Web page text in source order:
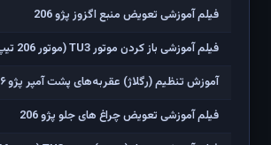
فیلم آموزشی تعویض منبع اگزوز پژو 206
فیلم آموزشی باز کردن موتور TU3 (موتور 206 تیپ 2)
آموزش تنظیم (رگلاژ) عقربه‌های پشت آمپر پژو ۲۰۶
فیلم آموزشی تعویض چراغ های جلو پژو 206